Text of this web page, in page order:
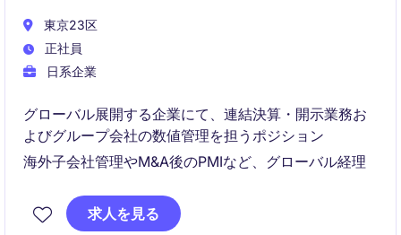
東京23区
正社員
日系企業
グローバル展開する企業にて、連結決算・開示業務お
よびグループ会社の数値管理を担うポジション
海外子会社管理やM&A後のPMIなど、グローバル経理
求人を見る